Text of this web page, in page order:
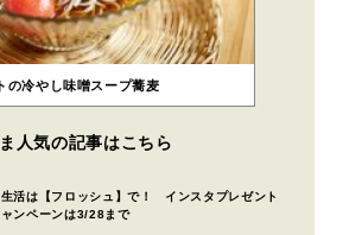
の冷やし味噌スープ蕎麦
人気の記事はこちら
活は【フロッシュ】で！ インスタプレゼント
ャンペーンは3/28まで